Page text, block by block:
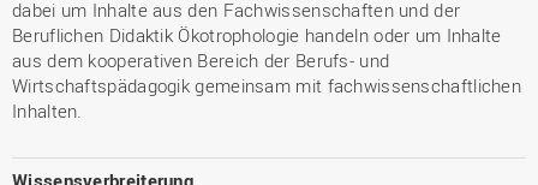
dabei um Inhalte aus den Fachwissenschaften und der
Beruflichen Didaktik Ökotrophologie handeln oder um Inhalte
aus dem kooperativen Bereich der Berufs- und
Wirtschaftspädagogik gemeinsam mit fachwissenschaftlichen
Inhalten.
Wissensverbreiterung